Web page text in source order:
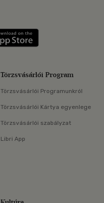
Szerezd meg: Google
Törzsvásárlói Program
Törzsvásárlói Programunkról
Törzsvásárlói Kártya egyenlege
Törzsvásárlói szabályzat
Libri App